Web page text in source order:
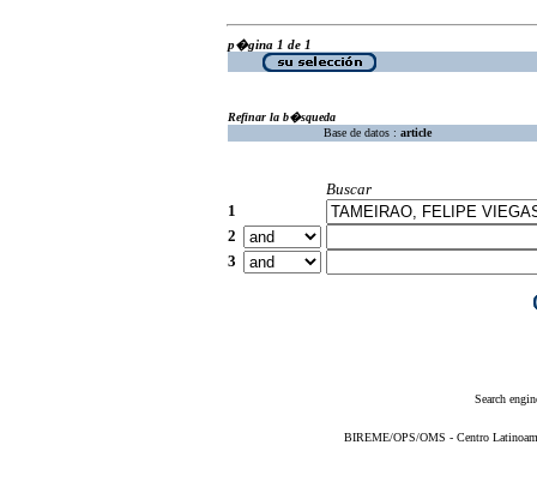
p�gina 1 de 1
Refinar la b�squeda
Base de datos : article
Buscar
1
2
3
Search
BIREME/OPS/OMS - Centro